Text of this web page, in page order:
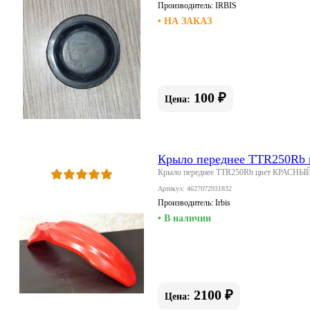
Производитель: IRBIS
• НА ЗАКАЗ
Цена: 100 ₽
Крыло переднее
Крыло переднее TTR250Rb цвет
Артикул: 4627072931832
Производитель: Irbis
• В наличии
Цена: 2100 ₽